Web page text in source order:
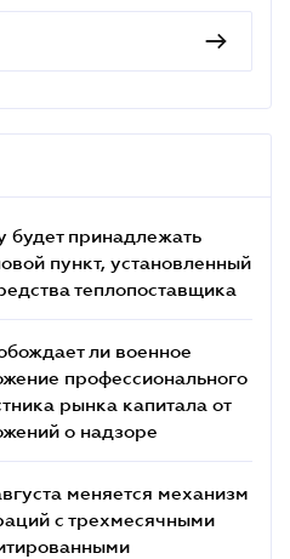
будет принадлежать
пункт, установленный
теплопоставщика
ли военное
профессионального
рынка капитала от
о надзоре
меняется механизм
с трехмесячными